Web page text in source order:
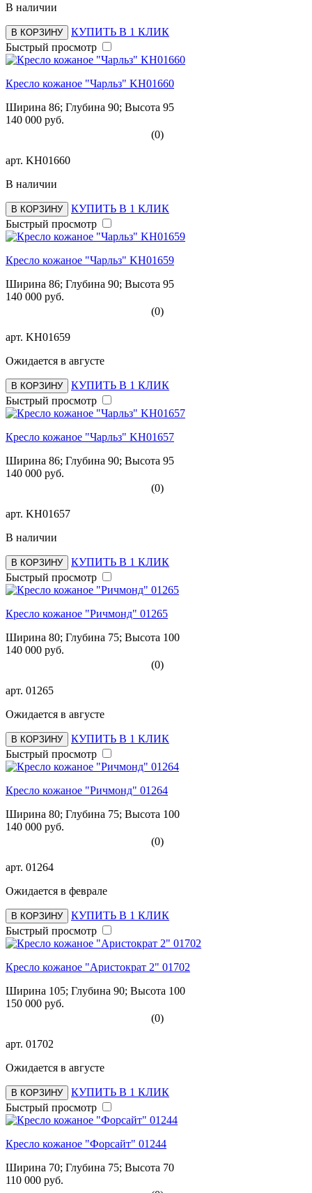
В наличии
В КОРЗИНУ
КУПИТЬ В 1 КЛИК
Быстрый просмотр
Кресло кожаное "Чарльз" KH01660
Ширина 86; Глубина 90; Высота 95
140 000 руб.
(0)
арт. KH01660
В наличии
В КОРЗИНУ
КУПИТЬ В 1 КЛИК
Быстрый просмотр
Кресло кожаное "Чарльз" KH01659
Ширина 86; Глубина 90; Высота 95
140 000 руб.
(0)
арт. KH01659
Ожидается в августе
В КОРЗИНУ
КУПИТЬ В 1 КЛИК
Быстрый просмотр
Кресло кожаное "Чарльз" KH01657
Ширина 86; Глубина 90; Высота 95
140 000 руб.
(0)
арт. KH01657
В наличии
В КОРЗИНУ
КУПИТЬ В 1 КЛИК
Быстрый просмотр
Кресло кожаное "Ричмонд" 01265
Ширина 80; Глубина 75; Высота 100
140 000 руб.
(0)
арт. 01265
Ожидается в августе
В КОРЗИНУ
КУПИТЬ В 1 КЛИК
Быстрый просмотр
Кресло кожаное "Ричмонд" 01264
Ширина 80; Глубина 75; Высота 100
140 000 руб.
(0)
арт. 01264
Ожидается в феврале
В КОРЗИНУ
КУПИТЬ В 1 КЛИК
Быстрый просмотр
Кресло кожаное "Аристократ 2" 01702
Ширина 105; Глубина 90; Высота 100
150 000 руб.
(0)
арт. 01702
Ожидается в августе
В КОРЗИНУ
КУПИТЬ В 1 КЛИК
Быстрый просмотр
Кресло кожаное "Форсайт" 01244
Ширина 70; Глубина 75; Высота 70
110 000 руб.